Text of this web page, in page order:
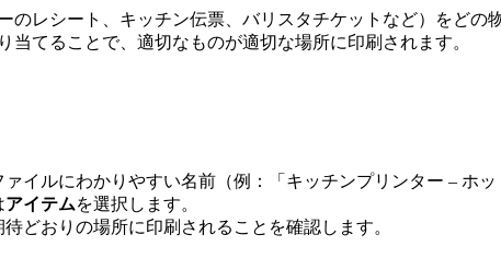
レシート、キッチン伝票、バリスタチケットなど）をど
てることで、適切なものが適切な場所に印刷されます。
イルにわかりやすい名前（例：「キッチンプリンター – ホッ
アイテムを選択します。
どおりの場所に印刷されることを確認します。